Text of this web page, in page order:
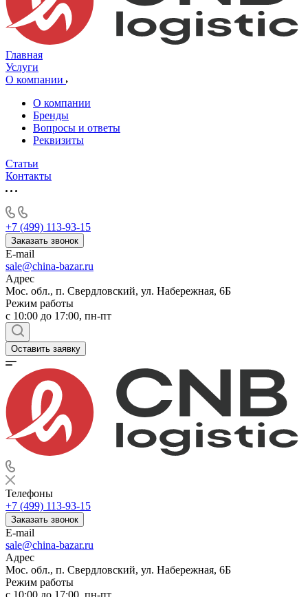
Главная
Услуги
О компании
О компании
Бренды
Вопросы и ответы
Реквизиты
Статьи
Контакты
+7 (499) 113-93-15
Заказать звонок
E-mail
sale@china-bazar.ru
Адрес
Мос. обл., п. Свердловский, ул. Набережная, 6Б
Режим работы
c 10:00 до 17:00, пн-пт
Оставить заявку
Телефоны
+7 (499) 113-93-15
Заказать звонок
E-mail
sale@china-bazar.ru
Адрес
Мос. обл., п. Свердловский, ул. Набережная, 6Б
Режим работы